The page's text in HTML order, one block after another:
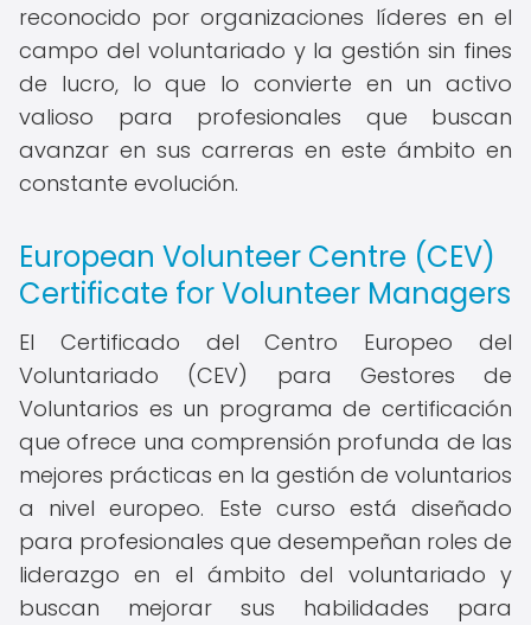
reconocido por organizaciones líderes en el
campo del voluntariado y la gestión sin fines
de lucro, lo que lo convierte en un activo
valioso para profesionales que buscan
avanzar en sus carreras en este ámbito en
constante evolución.
European Volunteer Centre (CEV)
Certificate for Volunteer Managers
El Certificado del Centro Europeo del
Voluntariado (CEV) para Gestores de
Voluntarios es un programa de certificación
que ofrece una comprensión profunda de las
mejores prácticas en la gestión de voluntarios
a nivel europeo. Este curso está diseñado
para profesionales que desempeñan roles de
liderazgo en el ámbito del voluntariado y
buscan mejorar sus habilidades para